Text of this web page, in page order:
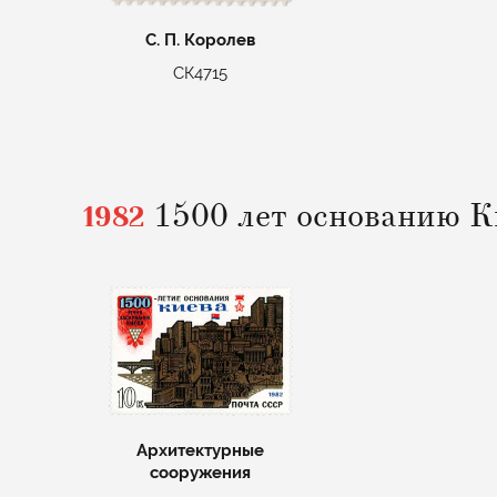
С. П. Королев
СК4715
1982 1500 лет основанию
Архитектурные
сооружения